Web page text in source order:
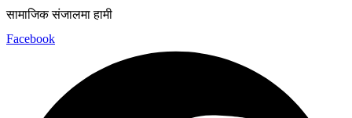
सामाजिक संजालमा हामी
Facebook